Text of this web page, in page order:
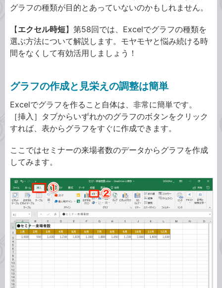
グラフの種類が目的とあっていないのかもしれません。
【エクセル時短】第58回では、Excelでグラフの種類を
選ぶ方法について解説します。モヤモヤと悩み続ける時
間をなくして有効活用しましょう！
グラフの作成と見栄えの調整は簡単
Excelでグラフを作ること自体は、非常に簡単です。
［挿入］タブからいずれかのグラフのボタンをクリック
すれば、表からグラフをすぐに作成できます。
ここではセミナーの来場者数のデータからグラフを作成
してみます。